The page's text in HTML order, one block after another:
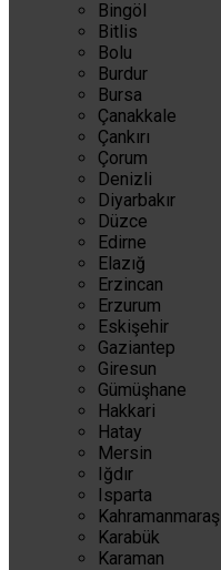
Bingöl
Bitlis
Bolu
Burdur
Bursa
Çanakkale
Çankırı
Çorum
Denizli
Diyarbakır
Düzce
Edirne
Elazığ
Erzincan
Erzurum
Eskişehir
Gaziantep
Giresun
Gümüşhane
Hakkari
Hatay
Mersin
Iğdır
Isparta
Kahramanmaraş
Karabük
Karaman